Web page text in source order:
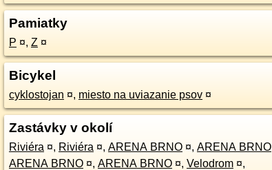
Pamiatky
P ¤, Z ¤
Bicykel
cyklostojan ¤, miesto na uviazanie psov ¤
Zastávky v okolí
Riviéra ¤, Riviéra ¤, ARENA BRNO ¤, ARENA BRNO
ARENA BRNO ¤, ARENA BRNO ¤, Velodrom ¤,